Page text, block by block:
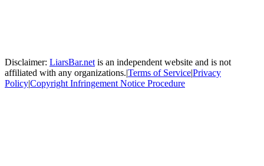
Disclaimer: LiarsBar.net is an independent website and is not
affiliated with any organizations.|Terms of Service|Privacy
Policy|Copyright Infringement Notice Procedure